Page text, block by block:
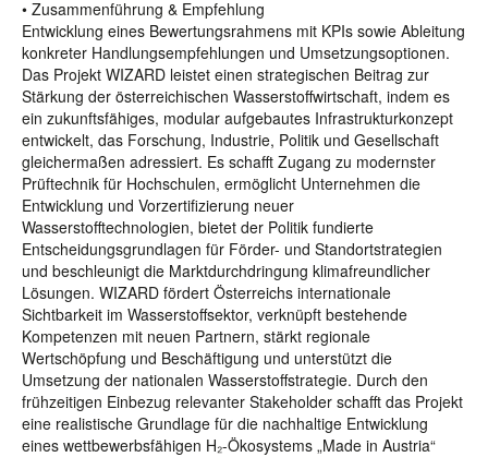
• Zusammenführung & Empfehlung
Entwicklung eines Bewertungsrahmens mit KPIs sowie Ableitung
konkreter Handlungsempfehlungen und Umsetzungsoptionen.
Das Projekt WIZARD leistet einen strategischen Beitrag zur
Stärkung der österreichischen Wasserstoffwirtschaft, indem es
ein zukunftsfähiges, modular aufgebautes Infrastrukturkonzept
entwickelt, das Forschung, Industrie, Politik und Gesellschaft
gleichermaßen adressiert. Es schafft Zugang zu modernster
Prüftechnik für Hochschulen, ermöglicht Unternehmen die
Entwicklung und Vorzertifizierung neuer
Wasserstofftechnologien, bietet der Politik fundierte
Entscheidungsgrundlagen für Förder- und Standortstrategien
und beschleunigt die Marktdurchdringung klimafreundlicher
Lösungen. WIZARD fördert Österreichs internationale
Sichtbarkeit im Wasserstoffsektor, verknüpft bestehende
Kompetenzen mit neuen Partnern, stärkt regionale
Wertschöpfung und Beschäftigung und unterstützt die
Umsetzung der nationalen Wasserstoffstrategie. Durch den
frühzeitigen Einbezug relevanter Stakeholder schafft das Projekt
eine realistische Grundlage für die nachhaltige Entwicklung
eines wettbewerbsfähigen H₂-Ökosystems „Made in Austria“